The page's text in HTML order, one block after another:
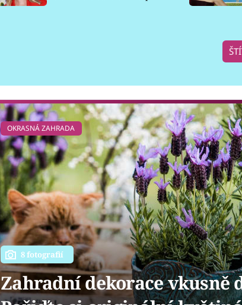
OKRASNÁ ZAHRADA
8 fotografií
Zahradní dekorace vkusně